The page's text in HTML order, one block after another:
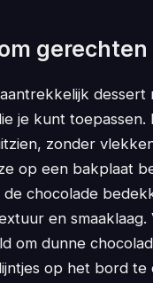
je kunt toepassen.
zonder
op een bakplaat
chocolade
en
om dunne
op het bord